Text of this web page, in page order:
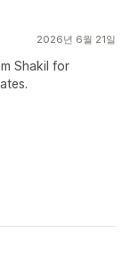
2026년 6월 21일
Shakil for